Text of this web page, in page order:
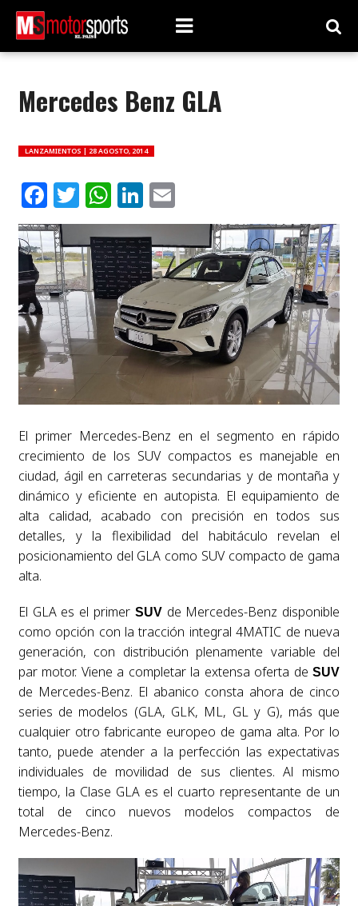
Mercedes Benz GLA
LANZAMIENTOS | 28 AGOSTO, 2014
Facebook
Twitter
WhatsApp
LinkedIn
Email
El primer Mercedes-Benz en el segmento en rápido
crecimiento de los SUV compactos es manejable en
ciudad, ágil en carreteras secundarias y de montaña y
dinámico y eficiente en autopista. El equipamiento de
alta calidad, acabado con precisión en todos sus
detalles, y la flexibilidad del habitáculo revelan el
posicionamiento del GLA como SUV compacto de gama
alta.
El GLA es el primer SUV de Mercedes-Benz disponible
como opción con la tracción integral 4MATIC de nueva
generación, con distribución plenamente variable del
par motor. Viene a completar la extensa oferta deSUV
de Mercedes-Benz. El abanico consta ahora de cinco
series de modelos (GLA, GLK, ML, GL y G), más que
cualquier otro fabricante europeo de gama alta. Por lo
tanto, puede atender a la perfección las expectativas
individuales de movilidad de sus clientes. Al mismo
tiempo, la Clase GLA es el cuarto representante de un
total de cinco nuevos modelos compactos de
Mercedes-Benz.